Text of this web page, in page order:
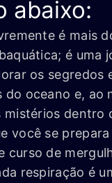
abaixo:
é mais
é uma
os segredos
do oceano e, ao
mistérios dentro
você se
curso de
respiração é